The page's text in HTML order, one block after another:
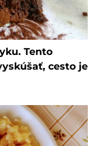
Tento
cesto je